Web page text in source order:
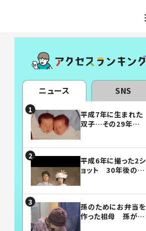
ニュース SNS
平成7年に生まれた
双子…その29年後
平成6年に撮った2シ
ョット 30年後の姿
孫のためにお弁当を
作った祖母 孫が絶